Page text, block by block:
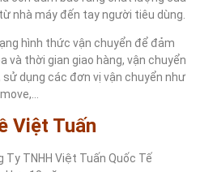
nhà máy đến tay người tiêu dùng.
hình thức vận chuyển để đảm
và thời gian giao hàng, vận chuyển
sử dụng các đơn vị vận chuyển như
Việt Tuấn
Ty TNHH Việt Tuấn Quốc Tế